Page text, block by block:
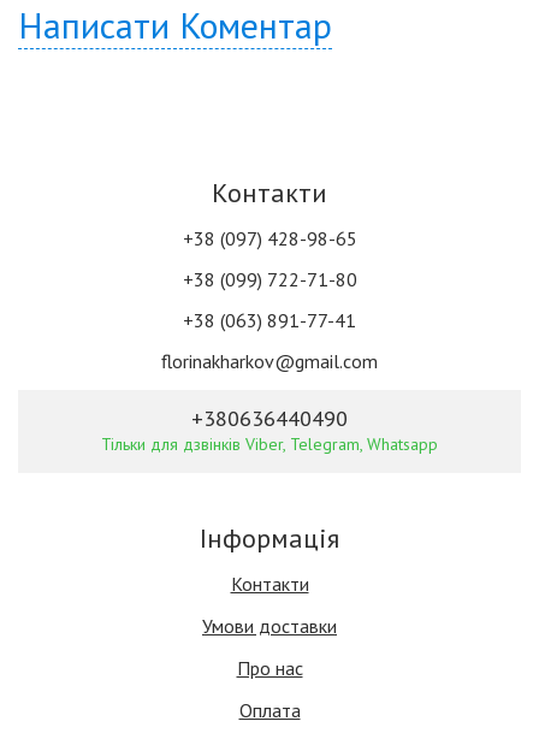
Написати Коментар
Контакти
+38 (097) 428-98-65
+38 (099) 722-71-80
+38 (063) 891-77-41
florinakharkov@gmail.com
+380636440490
Тільки для дзвінків Viber, Telegram, Whatsapp
Інформація
Контакти
Умови доставки
Про нас
Оплата